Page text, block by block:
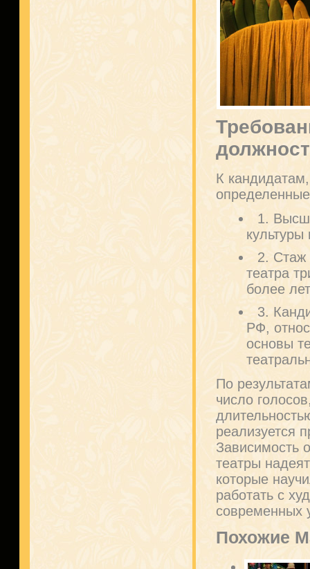
К
1.
культуры
2. Стаж
театра
более
3.
РФ,
основы
По
число
реализуется
Зависимость
театры
которые
работать с
современных
Похожие